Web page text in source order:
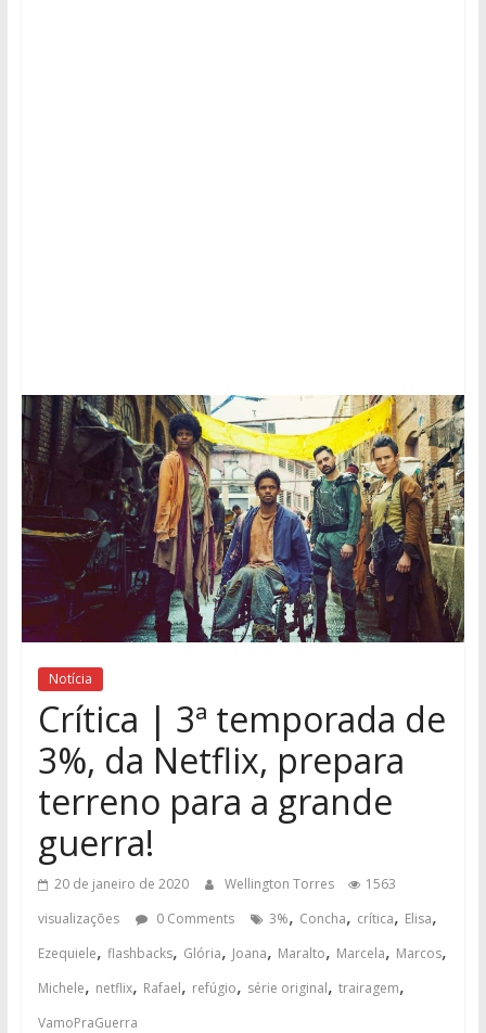
Notícia
Crítica | 3ª temporada de
3%, da Netflix, prepara
terreno para a grande
guerra!
20 de janeiro de 2020 Wellington Torres
1563
visualizações
0 Comments 3%, Concha, crítica, Elisa,
Ezequiele, flashbacks, Glória, Joana, Maralto, Marcela, Marcos,
Michele, netflix, Rafael, refúgio, série original, trairagem,
VamoPraGuerra